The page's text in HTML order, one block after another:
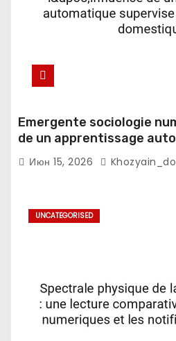
Emergente sociologie
de un apprentissage
sur les espaces
Июн 15, 2026
UNCATEGORISED